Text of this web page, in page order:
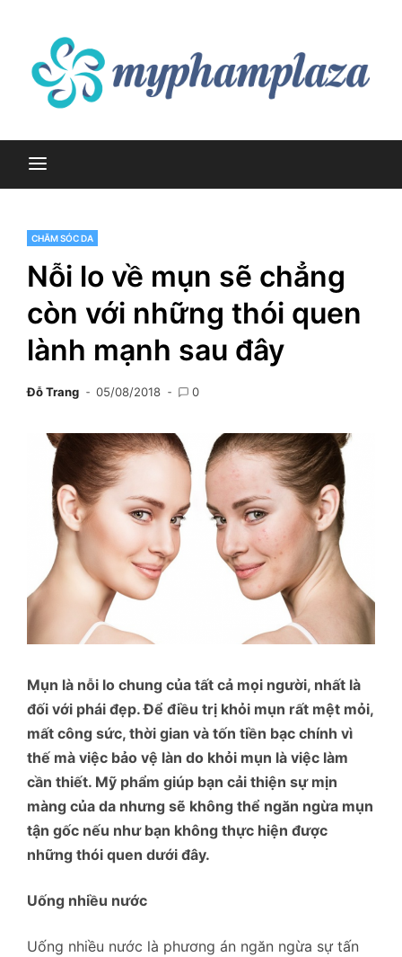
content
myphamplaza.vn
CHĂM SÓC DA
Nỗi lo về mụn sẽ chẳng
còn với những thói quen
lành mạnh sau đây
Đỗ Trang 05/08/2018 0
Mụn là nỗi lo chung của tất cả mọi người, nhất là
đối với phái đẹp. Để điều trị khỏi mụn rất mệt mỏi,
mất công sức, thời gian và tốn tiền bạc chính vì
thế mà việc bảo vệ làn do khỏi mụn là việc làm
cần thiết. Mỹ phẩm giúp bạn cải thiện sự mịn
màng của da nhưng sẽ không thể ngăn ngừa mụn
tận gốc nếu như bạn không thực hiện được
những thói quen dưới đây.
Uống nhiều nước
Uống nhiều nước là phương án ngăn ngừa sự tấn